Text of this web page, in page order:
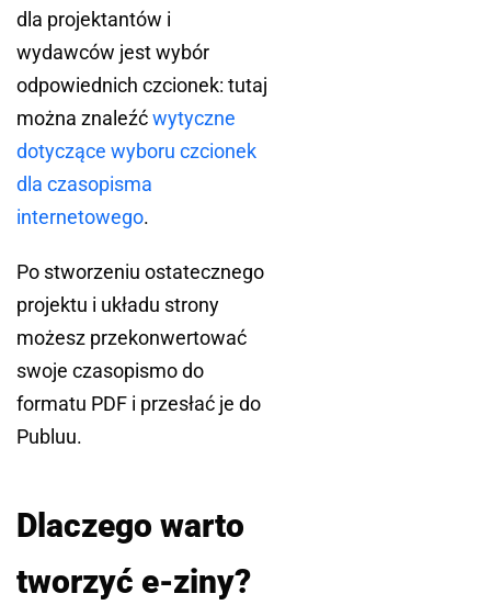
dla projektantów i
wydawców jest wybór
odpowiednich czcionek: tutaj
można znaleźćwytyczne
dotyczące wyboru czcionek
dla czasopisma
internetowego.
Po stworzeniu ostatecznego
projektu i układu strony
możesz przekonwertować
swoje czasopismo do
formatu PDF i przesłać je do
Publuu.
Dlaczego warto
tworzyć e-ziny?